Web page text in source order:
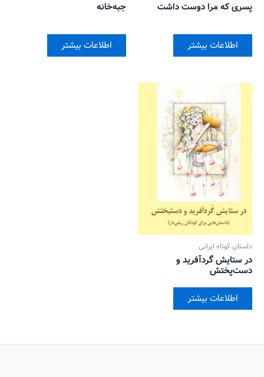
پسری که مرا دوست داشت
اطلاعات بیشتر
جبه‌خانه
اطلاعات بیشتر
داستان کوتاه ایرانی
در ستایش گردآفرید و
دست‌پختش
اطلاعات بیشتر